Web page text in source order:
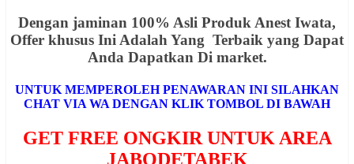
Dengan jaminan 100% Asli Produk Anest Iwata,
Offer khusus Ini Adalah Yang Terbaik yang Dapat
Anda Dapatkan Di market.
UNTUK MEMPEROLEH PENAWARAN INI SILAHKAN
CHAT VIA WA DENGAN KLIK TOMBOL DI BAWAH
GET FREE ONGKIR UNTUK AREA
JABODETABEK